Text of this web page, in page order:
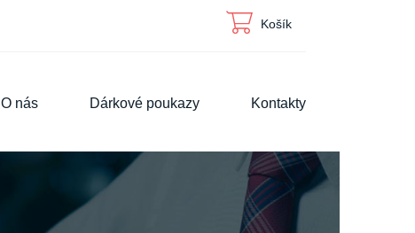
Košík
O nás Dárkové poukazy Kontakty